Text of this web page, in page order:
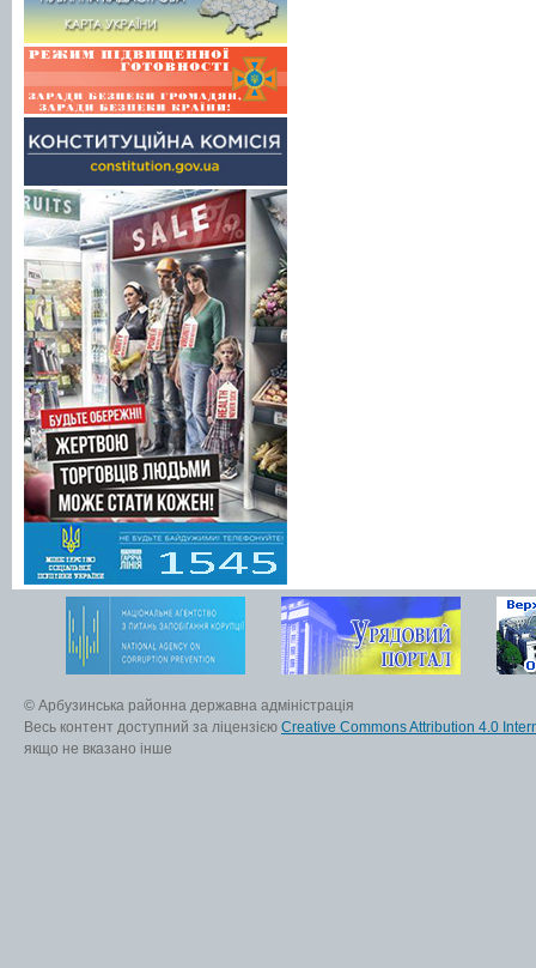
© Арбузинська районна державна адміністрація
Весь контент доступний за ліцензією Creative Commons Attribution 4.0
якщо не вказано інше